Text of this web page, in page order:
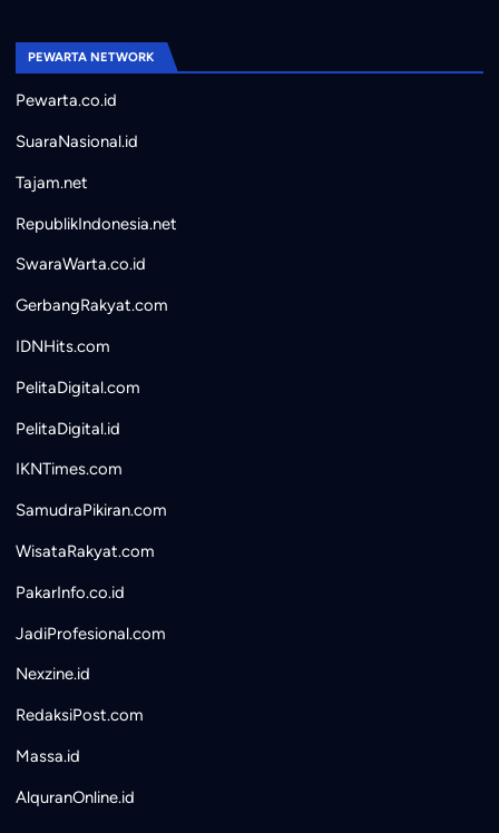
PEWARTA NETWORK
Pewarta.co.id
SuaraNasional.id
Tajam.net
RepublikIndonesia.net
SwaraWarta.co.id
GerbangRakyat.com
IDNHits.com
PelitaDigital.com
PelitaDigital.id
IKNTimes.com
SamudraPikiran.com
WisataRakyat.com
PakarInfo.co.id
JadiProfesional.com
Nexzine.id
RedaksiPost.com
Massa.id
AlquranOnline.id